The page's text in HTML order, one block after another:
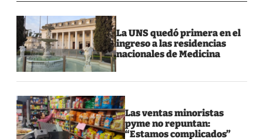
La UNS quedó primera en el
ingreso a las residencias
nacionales de Medicina
Las ventas minoristas
pyme no repuntan:
“Estamos complicados”